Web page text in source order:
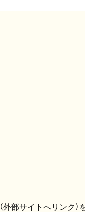
（外部サイトへリンク）